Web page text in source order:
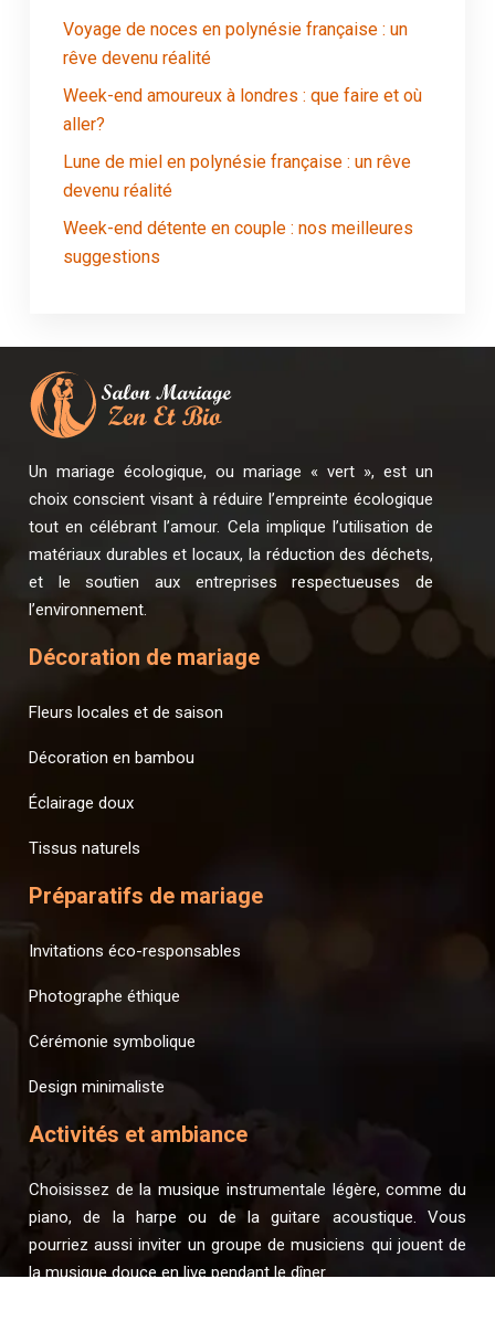
Voyage de noces en polynésie française : un
rêve devenu réalité
Week-end amoureux à londres : que faire et où
aller?
Lune de miel en polynésie française : un rêve
devenu réalité
Week-end détente en couple : nos meilleures
suggestions
Un mariage écologique, ou mariage « vert », est un
choix conscient visant à réduire l’empreinte écologique
tout en célébrant l’amour. Cela implique l’utilisation de
matériaux durables et locaux, la réduction des déchets,
et le soutien aux entreprises respectueuses de
l’environnement.
Décoration de mariage
Fleurs locales et de saison
Décoration en bambou
Éclairage doux
Tissus naturels
Préparatifs de mariage
Invitations éco-responsables
Photographe éthique
Cérémonie symbolique
Design minimaliste
Activités et ambiance
Choisissez de la musique instrumentale légère, comme du
piano, de la harpe ou de la guitare acoustique. Vous
pourriez aussi inviter un groupe de musiciens qui jouent de
la musique douce en live pendant le dîner.